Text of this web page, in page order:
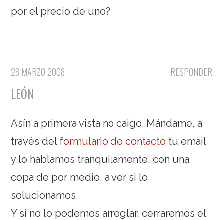
por el precio de uno?
RESPONDER
28 MARZO 2008
LEÓN
Asín a primera vista no caigo. Mándame, a
través del formulario de contacto tu email
y lo hablamos tranquilamente, con una
copa de por medio, a ver si lo
solucionamos.
Y si no lo podemos arreglar, cerraremos el